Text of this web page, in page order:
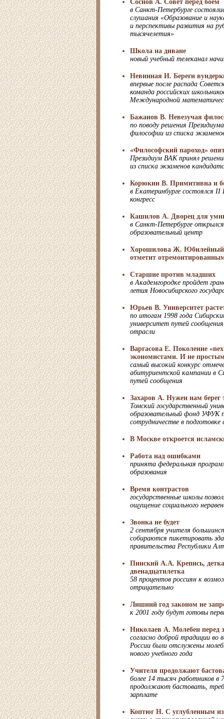
Соснов А. Совет перед боем
в Санкт-Петербурге
слушания «Образование и
и перспективы развития на
тысячелетия»
Школа на диване
новый учебный телеканал
Невинная И. Береги
впервые после распада
команда российских
Международной
Бажанов В. Невезучая
по поводу решения
философии из списка
«Философский пароход»
Президиум ВАК принял
из списка экзаменов
Корюкин В. Примитивна и
в Екатеринбурге состоялся II
конгресс
Кашилов А. Дворец для
в Санкт-Петербурге
образовательный центр
Хорошилова Ж. Юбилейный
отметит
Старшие против младших
в Академгородке пройдет
летия Новосибирского
Юрьев В. Университет
по итогам 1998 года
университет путей
отрасли
Варгасова Е. Поколение
экономистами. И не
самый высокий конкурс
абитуриентской кампании в
путей сообщения
Захаров А. Нужен нам берег
Томский государственный
образовательный фонд УФУК
сотрудничестве в подготовке
В Москве откроется
Работа над ошибками
принята федеральная
образования
Время контрастов
государственные школы
ощущение социального
Звонка не будет
2 сентября учителя
собираются пикетировать
правительства Республики
Пинский А.А. Крепись,
двенадцатилетка
58 процентов россиян к
отрицательно
Лишний год законом не
к 2001 году будут готовы
Николаев А. Молебен перед
согласно доброй традиции во
России были отслужены
нового учебного года
Учителя продолжают
более 14 тысяч работников в
продолжают бастовать,
зарплате
Коптюг Н. С углубленным